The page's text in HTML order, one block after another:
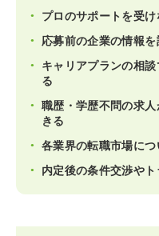
プロのサポートを受
応募前の企業の情報
キャリアプランの相
る
職歴・学歴不問の求
きる
各業界の転職市場に
内定後の条件交渉や